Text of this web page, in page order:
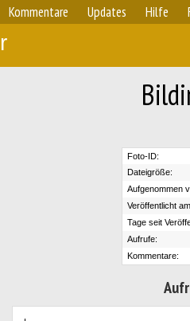
Kommentare Updates Hilfe
Foto-ID:
Dateigröße:
Aufgenommen
Veröffentlicht
Tage seit
Aufrufe:
Kommentare: